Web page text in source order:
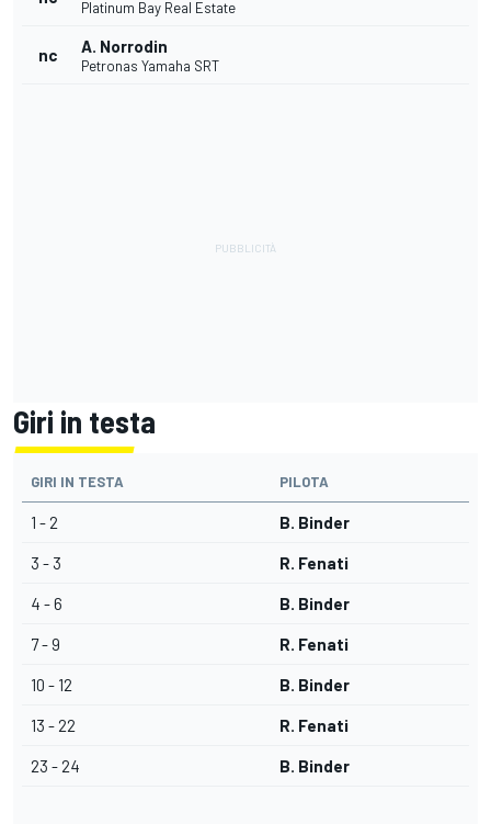
Platinum Bay Real Estate
nc A. Norrodin
Petronas Yamaha SRT
Giri in testa
GIRI IN TESTA PILOTA
1 - 2 B. Binder
3 - 3 R. Fenati
4 - 6 B. Binder
7 - 9 R. Fenati
10 - 12 B. Binder
13 - 22 R. Fenati
23 - 24 B. Binder